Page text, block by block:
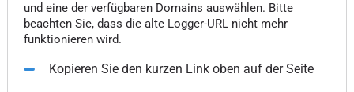
und eine der verfügbaren Domains auswählen. Bitte
beachten Sie, dass die alte Logger-URL nicht mehr
funktionieren wird.
Kopieren Sie den kurzen Link oben auf der Seite